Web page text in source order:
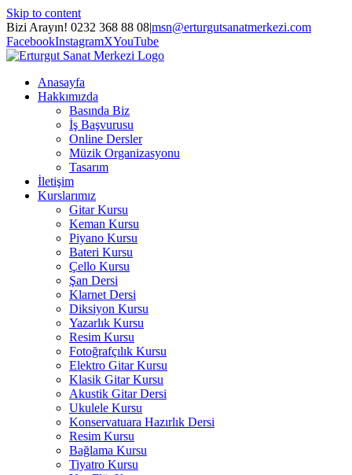
Skip to content
Bizi Arayın! 0232 368 88 08|msn@erturgutsanatmerkezi.com
FacebookInstagramXYouTube
Anasayfa
Hakkımızda
Basında Biz
İş Başvurusu
Online Dersler
Müzik Organizasyonu
Tasarım
İletişim
Kurslarımız
Gitar Kursu
Keman Kursu
Piyano Kursu
Bateri Kursu
Çello Kursu
Şan Dersi
Klarnet Dersi
Diksiyon Kursu
Yazarlık Kursu
Resim Kursu
Fotoğrafçılık Kursu
Elektro Gitar Kursu
Klasik Gitar Kursu
Akustik Gitar Dersi
Ukulele Kursu
Konservatuara Hazırlık Dersi
Resim Kursu
Bağlama Kursu
Tiyatro Kursu